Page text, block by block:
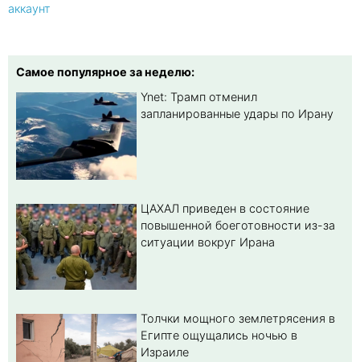
аккаунт
Самое популярное за неделю:
Ynet: Трамп отменил
запланированные удары по Ирану
ЦАХАЛ приведен в состояние
повышенной боеготовности из-за
ситуации вокруг Ирана
Толчки мощного землетрясения в
Египте ощущались ночью в
Израиле